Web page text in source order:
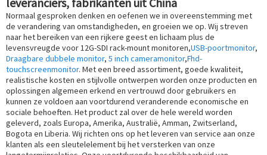
Normaal gesproken denken en oefenen we in overeenstemming met
de verandering van omstandigheden, en groeien we op. Wij streven
naar het bereiken van een rijkere geest en lichaam plus de
levensvreugde voor 12G-SDI rack-mount monitoren,USB-poortmonitor,
Draagbare dubbele monitor, 5 inch cameramonitor,Fhd-
touchscreenmonitor. Met een breed assortiment, goede kwaliteit,
realistische kosten en stijlvolle ontwerpen worden onze producten en
oplossingen algemeen erkend en vertrouwd door gebruikers en
kunnen ze voldoen aan voortdurend veranderende economische en
sociale behoeften. Het product zal over de hele wereld worden
geleverd, zoals Europa, Amerika, Australië, Amman, Zwitserland,
Bogota en Liberia. Wij richten ons op het leveren van service aan onze
klanten als een sleutelelement bij het versterken van onze